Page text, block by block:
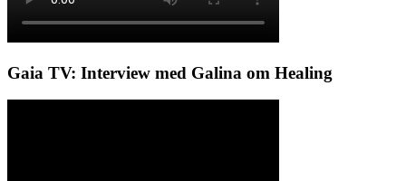
Gaia TV: Interview med Galina om Healing